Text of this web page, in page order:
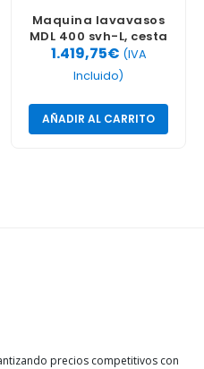
Maquina lavavasos
MDL 400 svh-L, cesta
40×40 cm
1.419,75€ (IVA
Incluido)
AÑADIR AL CARRITO
precios competitivos con